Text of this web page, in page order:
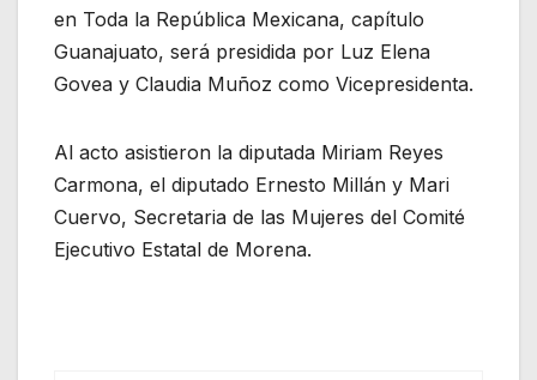
en Toda la República Mexicana, capítulo
Guanajuato, será presidida por Luz Elena
Govea y Claudia Muñoz como Vicepresidenta.
Al acto asistieron la diputada Miriam Reyes
Carmona, el diputado Ernesto Millán y Mari
Cuervo, Secretaria de las Mujeres del Comité
Ejecutivo Estatal de Morena.